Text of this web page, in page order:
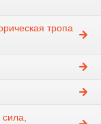
тропа